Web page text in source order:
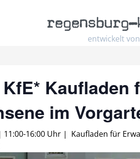
entwickelt von
regensburg–
Kaufladen
im
11:00-16:00 Uhr | Kaufladen für